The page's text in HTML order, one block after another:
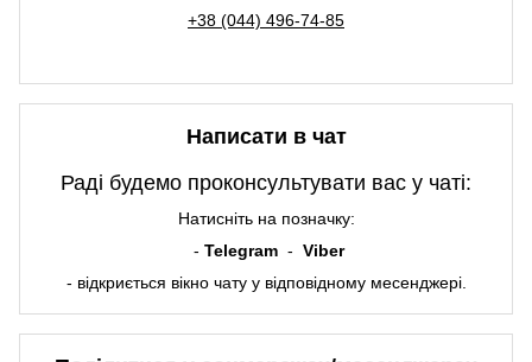
+38 (044) 496-74-85
Написати в чат
Раді будемо проконсультувати вас у чаті:
Натисніть на позначку:
- Telegram - Viber
- відкриється вікно чату у відповідному месенджері.